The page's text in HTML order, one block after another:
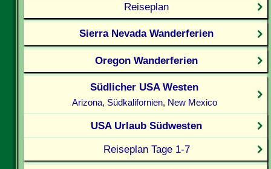
Reiseplan
Sierra Nevada Wanderferien
Oregon Wanderferien
Südlicher USA Westen
Arizona, Südkalifornien, New Mexico
USA Urlaub Südwesten
Reiseplan Tage 1-7